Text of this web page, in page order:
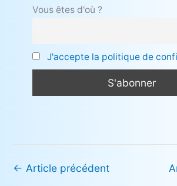
Vous êtes d'où ?
J'accepte la politique de
← Article précédent